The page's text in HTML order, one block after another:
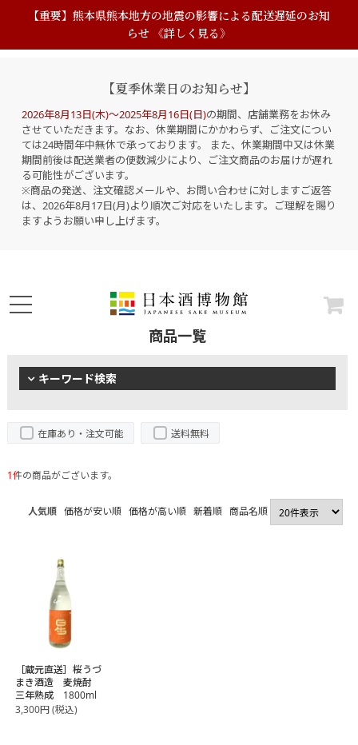
【重要】熊本県熊本地方の地震の影響による配送遅延のお知
らせ 《詳しく見る》
【夏季休業日のお知らせ】
2026年8月13日(木)～2025年8月16日(日)の期間、店舗業務をお休み
させていただきます。なお、休業期間にかかわらず、ご注文につい
ては24時間年中無休で承っております。 また、休業期間中又は休業
期間前後は配送業者の便数減少により、ご注文商品のお届けが遅れ
る可能性がございます。
※商品の発送、注文確認メールや、お問い合わせに対しますご返答
は、2026年8月17日(月)より順次ご対応をいたします。ご理解を賜り
ますようお願い申し上げます。
商品一覧
キーワード検索
在庫あり・注文可能 送料無料
1件の商品がございます。
人気順 価格が安い順 価格が高い順 新着順 商品名順
［蔵元直送］桜うづ
まき酒造 麦焼酎
三年熟成 1800ml
3,300円(税込)